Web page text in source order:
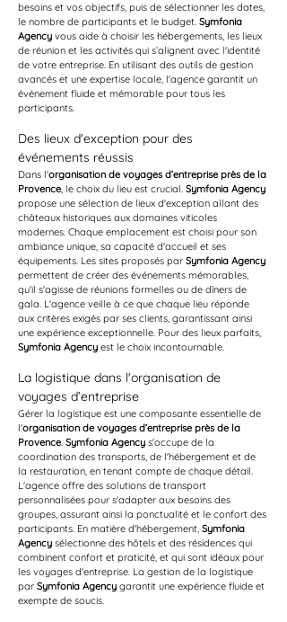
besoins et vos objectifs, puis de sélectionner les dates,
le nombre de participants et le budget. Symfonia
Agency vous aide à choisir les hébergements, les lieux
de réunion et les activités qui s’alignent avec l'identité
de votre entreprise. En utilisant des outils de gestion
avancés et une expertise locale, l'agence garantit un
événement fluide et mémorable pour tous les
participants.
Des lieux d'exception pour des
événements réussis
Dans l'organisation de voyages d’entreprise près de la
Provence, le choix du lieu est crucial. Symfonia Agency
propose une sélection de lieux d'exception allant des
châteaux historiques aux domaines viticoles
modernes. Chaque emplacement est choisi pour son
ambiance unique, sa capacité d'accueil et ses
équipements. Les sites proposés par Symfonia Agency
permettent de créer des événements mémorables,
qu'il s'agisse de réunions formelles ou de dîners de
gala. L'agence veille à ce que chaque lieu réponde
aux critères exigés par ses clients, garantissant ainsi
une expérience exceptionnelle. Pour des lieux parfaits,
Symfonia Agency est le choix incontournable.
La logistique dans l'organisation de
voyages d’entreprise
Gérer la logistique est une composante essentielle de
l'organisation de voyages d’entreprise près de la
Provence. Symfonia Agency s'occupe de la
coordination des transports, de l'hébergement et de
la restauration, en tenant compte de chaque détail.
L'agence offre des solutions de transport
personnalisées pour s'adapter aux besoins des
groupes, assurant ainsi la ponctualité et le confort des
participants. En matière d'hébergement, Symfonia
Agency sélectionne des hôtels et des résidences qui
combinent confort et praticité, et qui sont idéaux pour
les voyages d'entreprise. La gestion de la logistique
par Symfonia Agency garantit une expérience fluide et
exempte de soucis.